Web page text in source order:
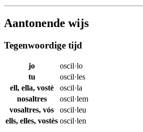
Aantonende wijs
Tegenwoordige tijd
jo
oscil·lo
tu
oscil·les
ell, ella, vostè
oscil·la
nosaltres
oscil·lem
vosaltres, vós
oscil·leu
ells, elles, vostès oscil·len